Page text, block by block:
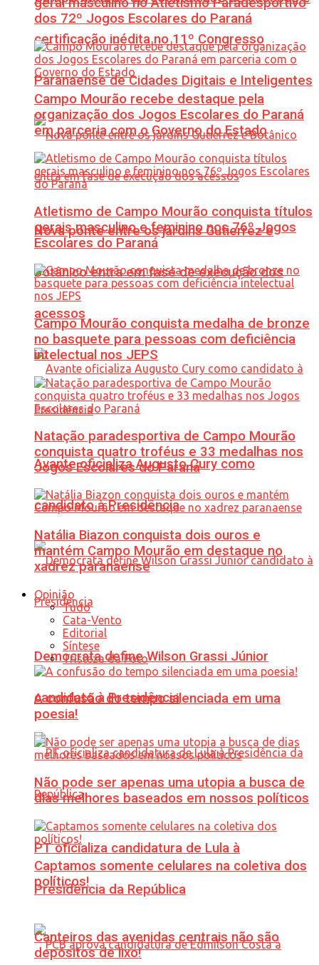
certificação inédita no 11º Congresso
Paranaense de Cidades Digitais e Inteligentes
Nova ponte entre os jardins Gutierrez e
Botânico entra em fase de execução dos
acessos
Avante oficializa Augusto Cury como
candidato à Presidência
Democrata define Wilson Grassi Júnior
candidato à Presidência
PT oficializa candidatura de Lula à
Presidência da República
dos 72º Jogos Escolares do Paraná
Campo Mourão recebe destaque pela
organização dos Jogos Escolares do Paraná
em parceria com o Governo do Estado
Atletismo de Campo Mourão conquista títulos
gerais masculino e feminino nos 76º Jogos
Escolares do Paraná
Campo Mourão conquista medalha de bronze
no basquete para pessoas com deficiência
intelectual nos JEPS
Natação paradesportiva de Campo Mourão
conquista quatro troféus e 33 medalhas nos
Jogos Escolares do Paraná
Natália Biazon conquista dois ouros e
mantém Campo Mourão em destaque no
xadrez paranaense
Opinião
Tudo
Cata-Vento
Editorial
Síntese
Tristeza da Foto
A confusão do tempo silenciada em uma
poesia!
Não pode ser apenas uma utopia a busca de
dias melhores baseados em nossos políticos
Captamos somente celulares na coletiva dos
políticos!
Canteiros das avenidas centrais não são
depósitos de lixo!